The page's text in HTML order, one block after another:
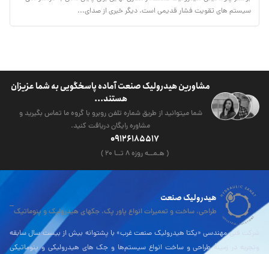
سیستم های تقویت فشار قدیمی است. دیگر خبری از صدای...
مشاورین هیدرولیک صنعت آماده پاسخگویی به شما عزیزان
هستند...
شما میتوانید از طریق شماره تلفن روبرو با گروه ما تماس بگیرید و
مشاوره رایگان دریافت کنید.
09126185517
( هـمــه روزه ۸ تــا ۲۰ )
هیدرولیک صنعت
طراحی، ساخت و تعمیرات انواع پاور پک، جکهای هیدرولیک و پنوماتیک
شرکت فنی مهندسی «یکتا هیدرولیک صنعت غرب» با پشتوانه بیش از بیست سال سابقه
وتجربه در زمینۀ طراحی و ساخت انواع سیستم‌ها و جک های هیدرولیکی و پنوماتیکی